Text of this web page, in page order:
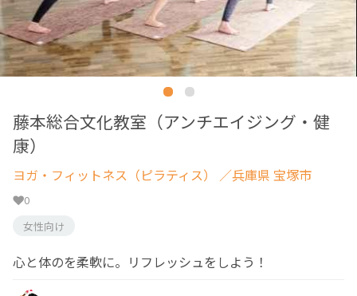
藤本総合文化教室（アンチエイジング・健
康）
ヨガ・フィットネス（ピラティス） ／兵庫県 宝塚市
0
女性向け
心と体のを柔軟に。リフレッシュをしよう！